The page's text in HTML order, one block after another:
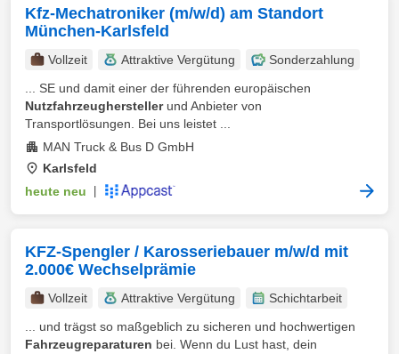
Kfz-Mechatroniker (m/w/d) am Standort
München-Karlsfeld
Vollzeit Attraktive Vergütung
Sonderzahlung
... SE und damit einer der führenden europäischen
Nutzfahrzeugherstellerund Anbieter von
Transportlösungen. Bei uns leistet ...
MAN Truck & Bus D GmbH
Karlsfeld
heute neu
KFZ-Spengler / Karosseriebauer m/w/d mit
2.000€ Wechselprämie
Vollzeit Attraktive Vergütung
Schichtarbeit
... und trägst so maßgeblich zu sicheren und hochwertigen
Fahrzeugreparaturen bei. Wenn du Lust hast, dein